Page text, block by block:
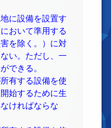
に設備を設置す
おいて準用する
を除く。）に対
い。ただし、一
できる。
有する設備を使
始するために生
ければならな